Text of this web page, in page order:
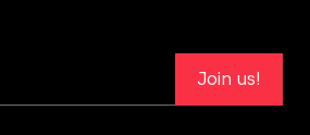
Join us!